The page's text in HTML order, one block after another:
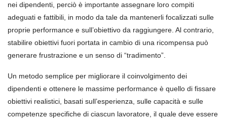
nei dipendenti, perciò è importante assegnare loro compiti
adeguati e fattibili, in modo da tale da mantenerli focalizzati sulle
proprie performance e sull’obiettivo da raggiungere. Al contrario,
stabilire obiettivi fuori portata in cambio di una ricompensa può
generare frustrazione e un senso di “tradimento”.
Un metodo semplice per migliorare il coinvolgimento dei
dipendenti e ottenere le massime performance è quello di fissare
obiettivi realistici, basati sull’esperienza, sulle capacità e sulle
competenze specifiche di ciascun lavoratore, il quale deve essere